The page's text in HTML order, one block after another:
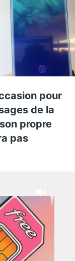
pour
de la
propre
pas